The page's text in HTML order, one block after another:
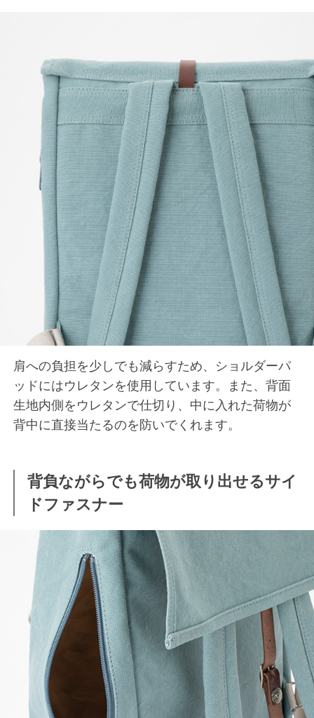
肩への負担を少しでも減らすため、ショルダーパ
ッドにはウレタンを使用しています。また、背面
生地内側をウレタンで仕切り、中に入れた荷物が
背中に直接当たるのを防いでくれます。
背負ながらでも荷物が取り出せるサイ
ドファスナー